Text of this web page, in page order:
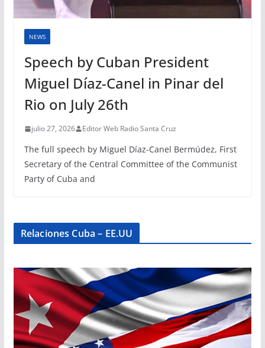
NEWS
Speech by Cuban President
Miguel Díaz-Canel in Pinar del
Rio on July 26th
julio 27, 2026 Editor Web Radio Santa Cruz
The full speech by Miguel Díaz-Canel Bermúdez, First
Secretary of the Central Committee of the Communist
Party of Cuba and
Relaciones Cuba – EE.UU